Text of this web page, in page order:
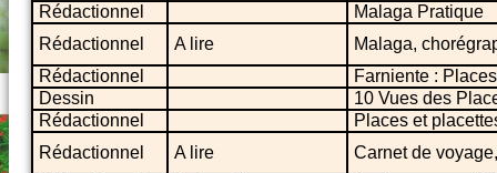
Rédactionnel
Malaga Pratique
Rédactionnel
A lire
Malaga,
Rédactionnel
Farniente :
Dessin
10 Vues des
Rédactionnel
Places et
Rédactionnel
A lire
Carnet de